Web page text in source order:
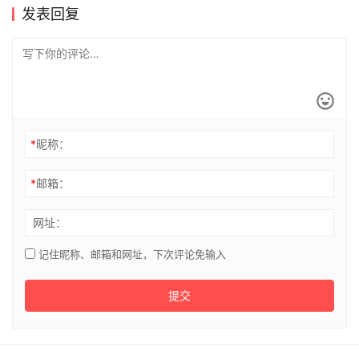
发表回复
*昵称：
*邮箱：
网址：
记住昵称、邮箱和网址，下次评论免输入
提交